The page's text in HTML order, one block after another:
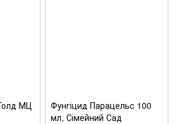
МЦ
Фунгіцид Парацельс 100
мл, Сімейний Сад